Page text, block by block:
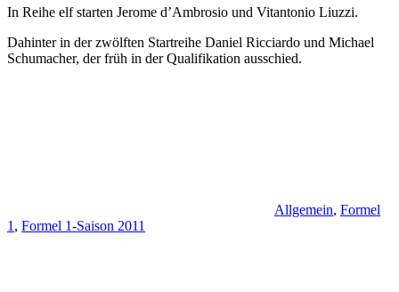
In Reihe elf starten Jerome d’Ambrosio und Vitantonio Liuzzi.
Dahinter in der zwölften Startreihe Daniel Ricciardo und Michael
Schumacher, der früh in der Qualifikation ausschied.
Allgemein, Formel
1 , Formel 1-Saison 2011